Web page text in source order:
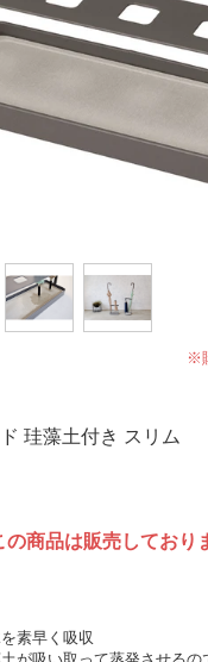
※
珪藻土付き スリム
商品は販売しており
素早く吸収